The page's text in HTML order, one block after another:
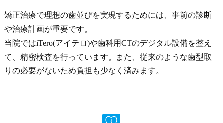
矯正治療で理想の歯並びを実現するためには、事前の診断
や治療計画が重要です。
当院ではiTero(アイテロ)や歯科用CTのデジタル設備を整え
て、精密検査を行っています。また、従来のような歯型取
りの必要がないため負担も少なく済みます。